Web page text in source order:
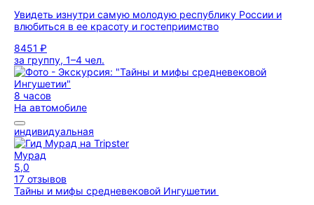
Увидеть изнутри самую молодую республику России и
влюбиться в ее красоту и гостеприимство
8451 ₽
за группу, 1–4 чел.
8 часов
На автомобиле
индивидуальная
Мурад
5,0
17 отзывов
Тайны и мифы средневековой Ингушетии